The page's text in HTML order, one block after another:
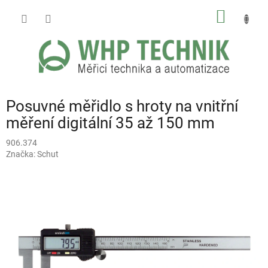
Posuvné měřidlo s hroty na vnitřní
měření digitální 35 až 150 mm
906.374
Značka:Schut